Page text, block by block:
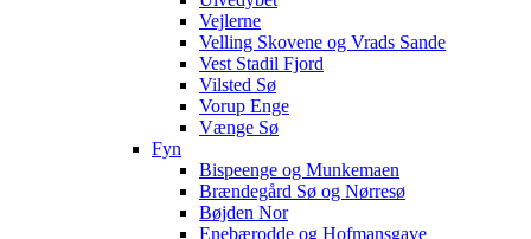
Vejlerne
Velling Skovene og Vrads Sande
Vest Stadil Fjord
Vilsted Sø
Vorup Enge
Vænge Sø
Fyn
Bispeenge og Munkemaen
Brændegård Sø og Nørresø
Bøjden Nor
Enebærodde og Hofmansgave